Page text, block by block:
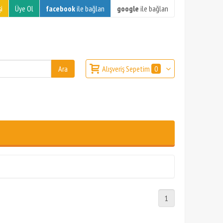
Üye Ol facebookile bağlan google ile bağlan
Alışveriş Sepetim 0
1